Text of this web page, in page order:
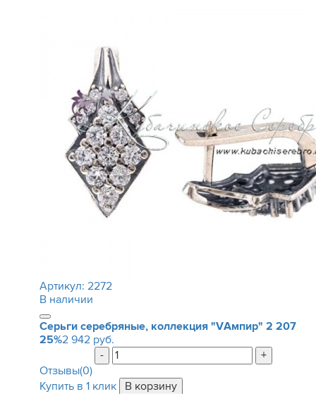
Артикул: 2272
В наличии
Серьги серебряные, коллекция "VАмпир" 2 207
25%2 942 руб.
-
+
Отзывы(0)
Купить в 1 клик